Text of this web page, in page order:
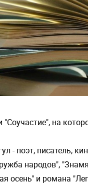
"Соучастие", на
- поэт, писатель,
народов",
осень" и романа